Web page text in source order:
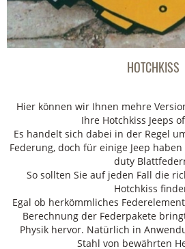
HOTCHKISS
Hier können wir Ihnen mehre
Ihre Hotchkiss Jeeps
Es handelt sich dabei in der Regel
Federung, doch für einige Jeep
duty
So sollten Sie auf jeden Fall die
Hotchkiss
Egal ob herkömmliches
Berechnung der Federpakete
Physik hervor. Natürlich in
Stahl von bewährten